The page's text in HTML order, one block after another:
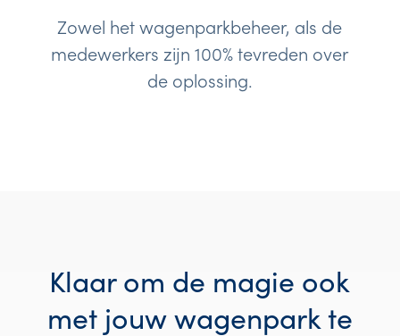
Zowel het wagenparkbeheer, als de
medewerkers zijn 100% tevreden over
de oplossing.
Klaar om de magie ook
met jouw wagenpark te